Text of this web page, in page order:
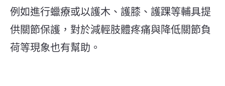
例如進行蠟療或以護木、護膝、護踝等輔具提
供關節保護，對於減輕肢體疼痛與降低關節負
荷等現象也有幫助。